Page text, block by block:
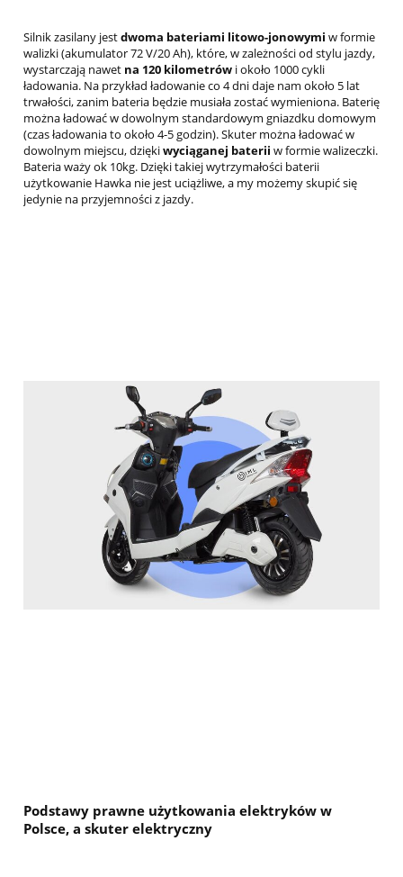
Silnik zasilany jestdwoma bateriami litowo-jonowymi w formie
walizki (akumulator 72 V/20 Ah), które, w zależności od stylu jazdy,
wystarczają nawet na 120 kilometrów i około 1000 cykli
ładowania. Na przykład ładowanie co 4 dni daje nam około 5 lat
trwałości, zanim bateria będzie musiała zostać wymieniona. Baterię
można ładować w dowolnym standardowym gniazdku domowym
(czas ładowania to około 4-5 godzin). Skuter można ładować w
dowolnym miejscu, dziękiwyciąganej baterii w formie walizeczki.
Bateria waży ok 10kg. Dzięki takiej wytrzymałości baterii
użytkowanie Hawka nie jest uciążliwe, a my możemy skupić się
jedynie na przyjemności z jazdy.
Podstawy prawne użytkowania elektryków w
Polsce, a skuter elektryczny